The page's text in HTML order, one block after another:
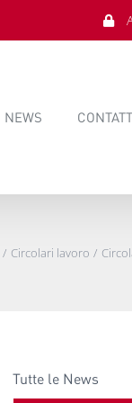
NEWS
Circolari lavoro
Tutte le News